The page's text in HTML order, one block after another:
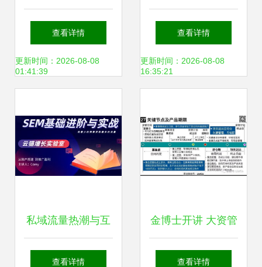
造因私出入境中介
服务新标杆 一件事
化服务暖人心
查看详情
更新时间：2026-08-08
01:41:39
去日本工厂三年赚
50w，究竟有哪些
查看详情
更新时间：2026-08-08
16:35:21
私域流量热潮与互
联网流量中介模式
查看详情
金博士开讲 大资管
新规下的私募资管
查看详情